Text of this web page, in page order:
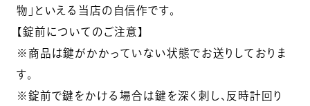
物」といえる当店の自信作です。
【錠前についてのご注意】
※商品は鍵がかかっていない状態でお送りしておりま
す。
※錠前で鍵をかける場合は鍵を深く刺し、反時計回り